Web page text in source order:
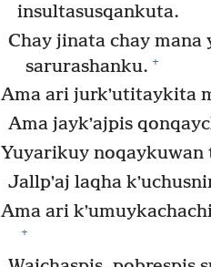
insultasusqankuta.
Chay jinata chay
sarurashanku. +
Ama ari jurkʼutitaykita
Ama jaykʼajpis
Yuyarikuy
Jallpʼaj laqha
Ama ari
+